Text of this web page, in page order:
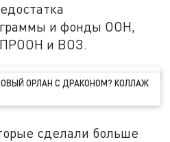
и фонды ООН,
и ВОЗ.
ОРЛАН С ДРАКОНОМ? КОЛЛАЖ
сделали больше